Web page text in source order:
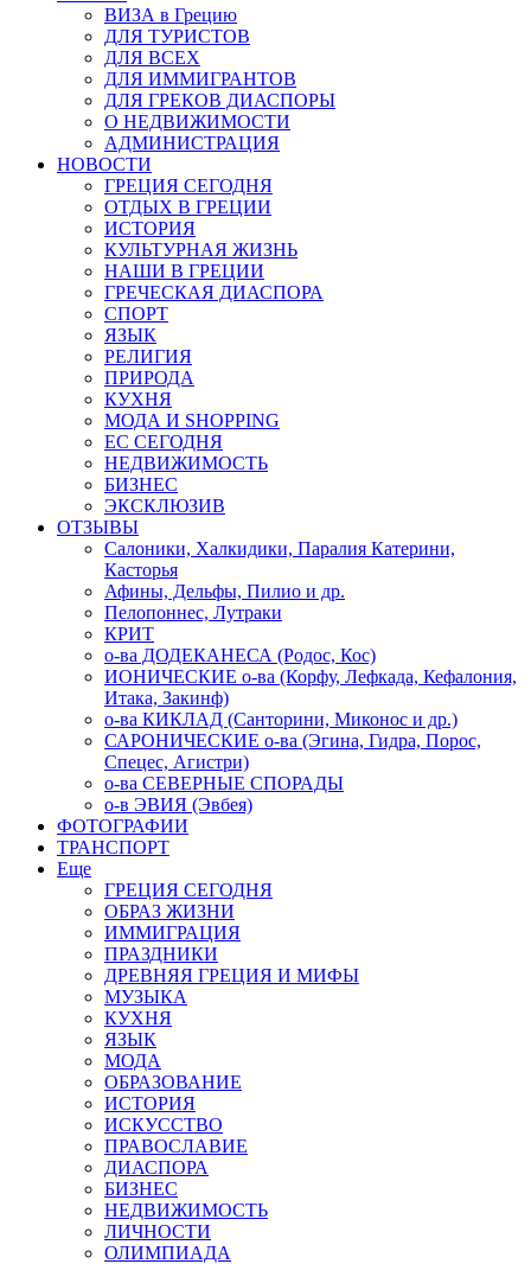
ВИЗА в Грецию
ДЛЯ ТУРИСТОВ
ДЛЯ ВСЕХ
ДЛЯ ИММИГРАНТОВ
ДЛЯ ГРЕКОВ ДИАСПОРЫ
О НЕДВИЖИМОСТИ
АДМИНИСТРАЦИЯ
НОВОСТИ
ГРЕЦИЯ СЕГОДНЯ
ОТДЫХ В ГРЕЦИИ
ИСТОРИЯ
КУЛЬТУРНАЯ ЖИЗНЬ
НАШИ В ГРЕЦИИ
ГРЕЧЕСКАЯ ДИАСПОРА
СПОРТ
ЯЗЫК
РЕЛИГИЯ
ПРИРОДА
КУХНЯ
МОДА И SHOPPING
ЕС СЕГОДНЯ
НЕДВИЖИМОСТЬ
БИЗНЕС
ЭКСКЛЮЗИВ
ОТЗЫВЫ
Салоники, Халкидики, Паралия Катерини,
Касторья
Афины, Дельфы, Пилио и др.
Пелопоннес, Лутраки
КРИТ
о-ва ДОДЕКАНЕСА (Родос, Кос)
ИОНИЧЕСКИЕ о-ва (Корфу, Лефкада, Кефалония,
Итака, Закинф)
о-ва КИКЛАД (Санторини, Миконос и др.)
САРОНИЧЕСКИЕ о-ва (Эгина, Гидра, Порос,
Спецес, Агистри)
о-ва СЕВЕРНЫЕ СПОРАДЫ
о-в ЭВИЯ (Эвбея)
ФОТОГРАФИИ
ТРАНСПОРТ
Еще
ГРЕЦИЯ СЕГОДНЯ
ОБРАЗ ЖИЗНИ
ИММИГРАЦИЯ
ПРАЗДНИКИ
ДРЕВНЯЯ ГРЕЦИЯ И МИФЫ
МУЗЫКА
КУХНЯ
ЯЗЫК
МОДА
ОБРАЗОВАНИЕ
ИСТОРИЯ
ИСКУССТВО
ПРАВОСЛАВИЕ
ДИАСПОРА
БИЗНЕС
НЕДВИЖИМОСТЬ
ЛИЧНОСТИ
ОЛИМПИАДА